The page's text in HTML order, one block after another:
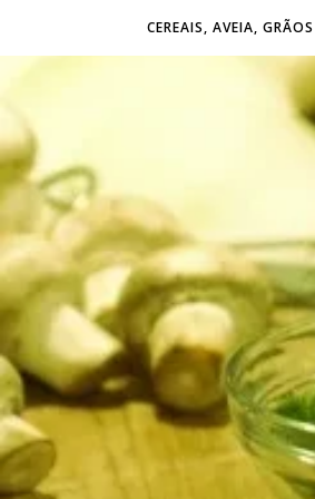
CEREAIS, AVEIA, GRÃOS